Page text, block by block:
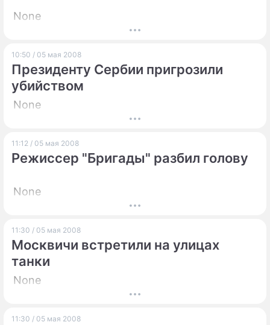
None
10:50 / 05 мая 2008
Президенту Сербии пригрозили
убийством
None
11:12 / 05 мая 2008
Режиссер "Бригады" разбил голову
None
11:30 / 05 мая 2008
Москвичи встретили на улицах
танки
None
11:30 / 05 мая 2008